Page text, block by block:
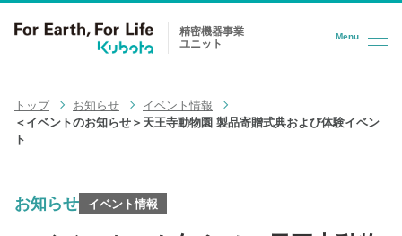
コンテンツへスキップ
精密機器事業
ユニット
Menu
トップ お知らせ
イベント情報
＜イベントのお知らせ＞天王寺動物園 製品寄贈式典および体験イベン
ト
お知らせ イベント情報